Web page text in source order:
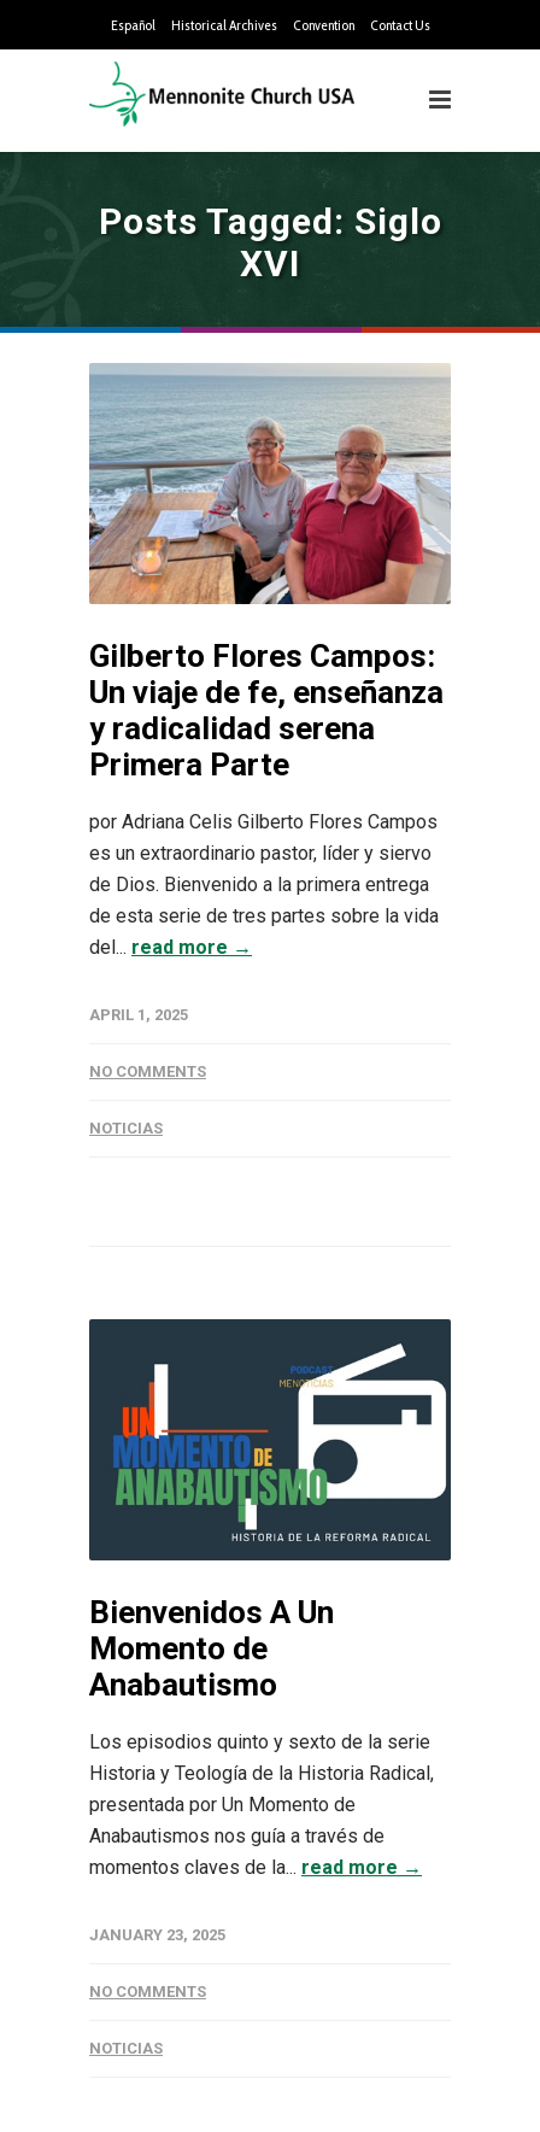
Español Historical Archives Convention Contact Us
Posts Tagged: Siglo
XVI
Gilberto Flores Campos:
Un viaje de fe, enseñanza
y radicalidad serena
Primera Parte
por Adriana Celis Gilberto Flores Campos
es un extraordinario pastor, líder y siervo
de Dios. Bienvenido a la primera entrega
de esta serie de tres partes sobre la vida
del... read more →
APRIL 1, 2025
NO COMMENTS
NOTICIAS
Bienvenidos A Un
Momento de
Anabautismo
Los episodios quinto y sexto de la serie
Historia y Teología de la Historia Radical,
presentada por Un Momento de
Anabautismos nos guía a través de
momentos claves de la... read more →
JANUARY 23, 2025
NO COMMENTS
NOTICIAS